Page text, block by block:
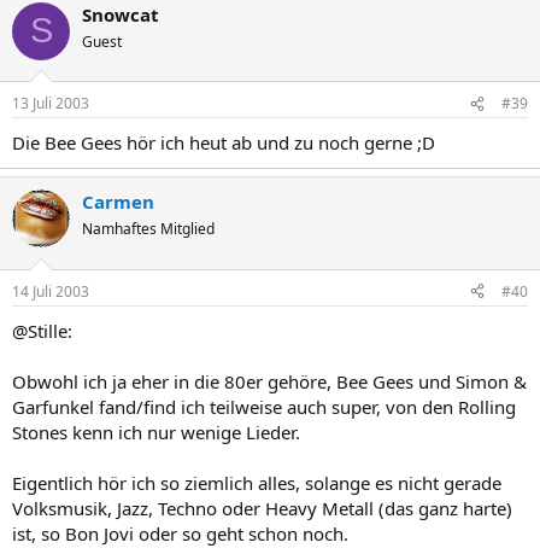
S Snowcat
Guest
13 Juli 2003 #39
Die Bee Gees hör ich heut ab und zu noch gerne ;D
Carmen
Namhaftes Mitglied
14 Juli 2003 #40
@Stille:
Obwohl ich ja eher in die 80er gehöre, Bee Gees und Simon &
Garfunkel fand/find ich teilweise auch super, von den Rolling
Stones kenn ich nur wenige Lieder.
Eigentlich hör ich so ziemlich alles, solange es nicht gerade
Volksmusik, Jazz, Techno oder Heavy Metall (das ganz harte)
ist, so Bon Jovi oder so geht schon noch.